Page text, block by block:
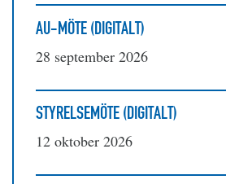
AU-MÖTE (DIGITALT)
28 september 2026
STYRELSEMÖTE (DIGITALT)
12 oktober 2026